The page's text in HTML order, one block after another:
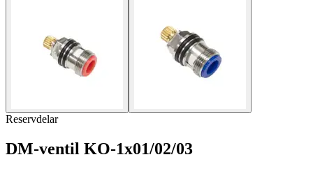
Reservdelar
DM-ventil KO-1x01/02/03